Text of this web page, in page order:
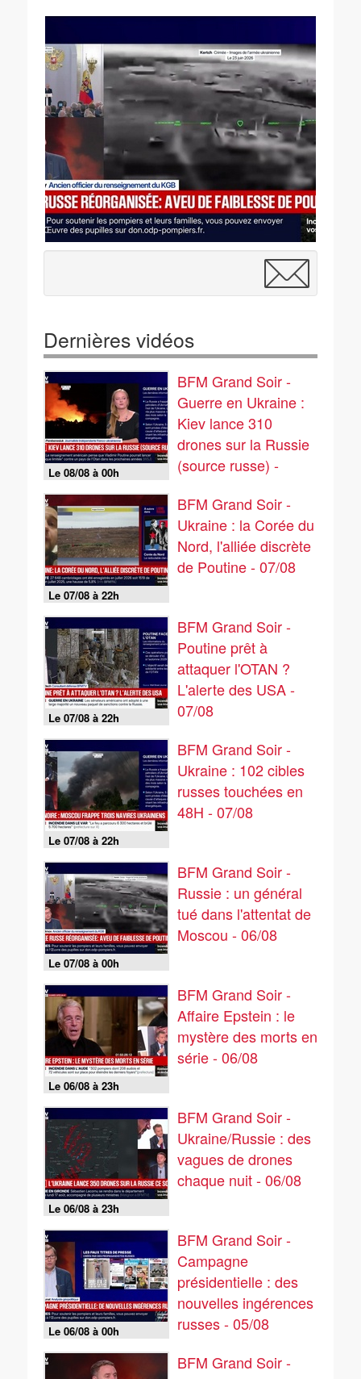
Dernières vidéos
Le 08/08 à 00h
BFM Grand Soir -
Guerre en Ukraine :
Kiev lance 310
drones sur la Russie
(source russe) -
Le 07/08 à 22h
BFM Grand Soir -
Ukraine : la Corée du
Nord, l'alliée discrète
de Poutine - 07/08
Le 07/08 à 22h
BFM Grand Soir -
Poutine prêt à
attaquer l'OTAN ?
L'alerte des USA -
07/08
Le 07/08 à 22h
BFM Grand Soir -
Ukraine : 102 cibles
russes touchées en
48H - 07/08
Le 07/08 à 00h
BFM Grand Soir -
Russie : un général
tué dans l'attentat de
Moscou - 06/08
Le 06/08 à 23h
BFM Grand Soir -
Affaire Epstein : le
mystère des morts en
série - 06/08
Le 06/08 à 23h
BFM Grand Soir -
Ukraine/Russie : des
vagues de drones
chaque nuit - 06/08
Le 06/08 à 00h
BFM Grand Soir -
Campagne
présidentielle : des
nouvelles ingérences
russes - 05/08
BFM Grand Soir -